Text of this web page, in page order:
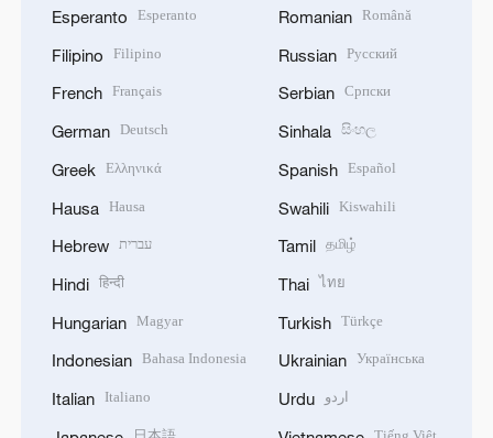
Esperanto Esperanto
Filipino Filipino
French Français
German Deutsch
Greek Ελληνικά
Hausa Hausa
Hebrew עברית
Hindi हिन्दी
Hungarian Magyar
Indonesian Bahasa Indonesia
Italian Italiano
Romanian Română
Russian Русский
Serbian Српски
Sinhala සිංහල
Spanish Español
Swahili Kiswahili
Tamil தமிழ்
Thai ไทย
Turkish Türkçe
Ukrainian Українська
Urdu اردو